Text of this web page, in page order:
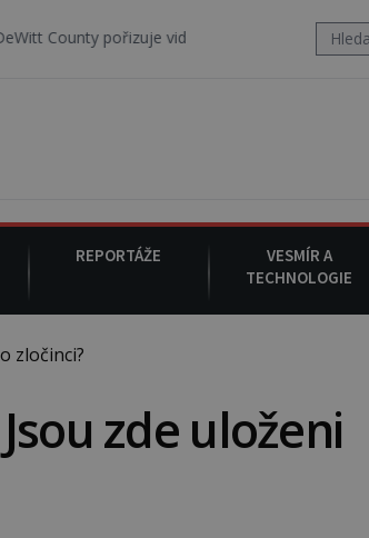
County pořizuje video, na kterém před jeho
REPORTÁŽE
VESMÍR A
TECHNOLOGIE
zločinci?
zde uloženi